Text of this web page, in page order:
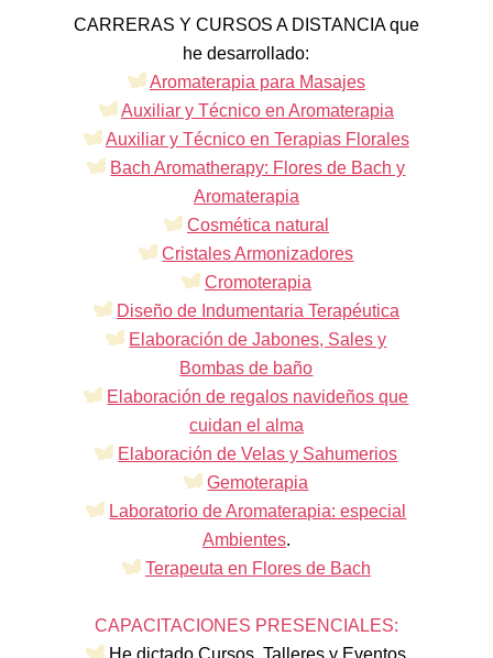
CARRERAS Y CURSOS A DISTANCIA que
he desarrollado:
Aromaterapia para Masajes
Auxiliar y Técnico en Aromaterapia
Auxiliar y Técnico en Terapias Florales
Bach Aromatherapy: Flores de Bach y
Aromaterapia
Cosmética natural
Cristales Armonizadores
Cromoterapia
Diseño de Indumentaria Terapéutica
Elaboración de Jabones, Sales y
Bombas de baño
Elaboración de regalos navideños que
cuidan el alma
Elaboración de Velas y Sahumerios
Gemoterapia
Laboratorio de Aromaterapia: especial
Ambientes.
Terapeuta en Flores de Bach
CAPACITACIONES PRESENCIALES: